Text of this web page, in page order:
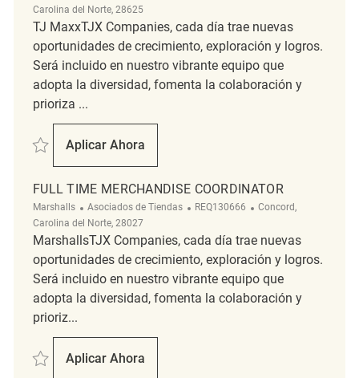
Carolina del Norte, 28625
TJ MaxxTJX Companies, cada día trae nuevas
oportunidades de crecimiento, exploración y logros.
Será incluido en nuestro vibrante equipo que
adopta la diversidad, fomenta la colaboración y
prioriza ...
Salvar Full Time Merchandise Coordinator REQ138771
Aplicar Ahora
Full Time Merchandise Coordinator
FULL TIME MERCHANDISE COORDINATOR
Marshalls Categoría
Asociados de Tiendas ReqId
REQ130666 Ubicación
Concord,
Carolina del Norte, 28027
MarshallsTJX Companies, cada día trae nuevas
oportunidades de crecimiento, exploración y logros.
Será incluido en nuestro vibrante equipo que
adopta la diversidad, fomenta la colaboración y
prioriz...
Salvar Full Time Merchandise Coordinator REQ130666
Aplicar Ahora
Full Time Merchandise Coordinator